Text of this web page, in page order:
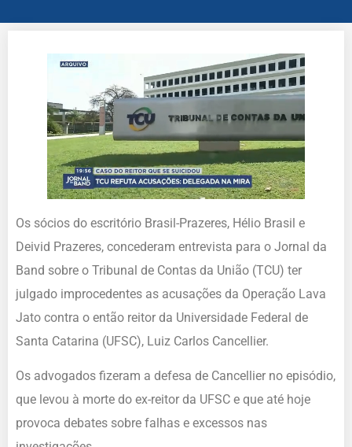
Os sócios do escritório Brasil-Prazeres, Hélio Brasil e
Deivid Prazeres, concederam entrevista para o Jornal da
Band sobre o Tribunal de Contas da União (TCU) ter
julgado improcedentes as acusações da Operação Lava
Jato contra o então reitor da Universidade Federal de
Santa Catarina (UFSC), Luiz Carlos Cancellier.
Os advogados fizeram a defesa de Cancellier no episódio,
que levou à morte do ex-reitor da UFSC e que até hoje
provoca debates sobre falhas e excessos nas